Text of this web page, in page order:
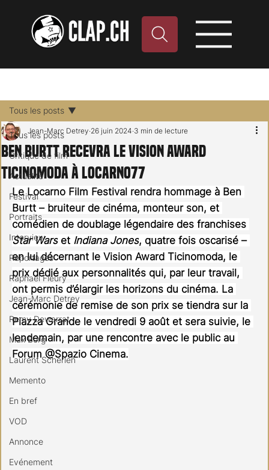
Tous les posts
Critique de film
Actualité
Festival
Portraits
Interview
Reportages
Raphael Fleury
Jean-Marc Detrey
Remy Dewarrat
Max Borg
Laurent Scherlen
Memento
En bref
VOD
Annonce
Evénement
Tous les posts
Ben Burtt recevra le Vision Award
Ticinomoda à Locarno77
Jean-Marc Detrey 26 juin 2024 3 min de lecture
Le Locarno Film Festival rendra hommage à Ben
Burtt – bruiteur de cinéma, monteur son, et
comédien de doublage légendaire des franchises
Star Wars et Indiana Jones, quatre fois oscarisé –
en lui décernant le Vision Award Ticinomoda, le
prix dédié aux personnalités qui, par leur travail,
ont permis d’élargir les horizons du cinéma. La
cérémonie de remise de son prix se tiendra sur la
Piazza Grande le vendredi 9 août et sera suivie, le
lendemain, par une rencontre avec le public au
Forum @Spazio Cinema.